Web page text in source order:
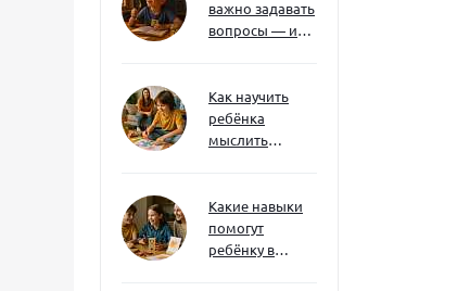
важно задавать
вопросы — и
Как научить
ребёнка
мыслить
сложностей
Какие навыки
помогут
ребёнку в